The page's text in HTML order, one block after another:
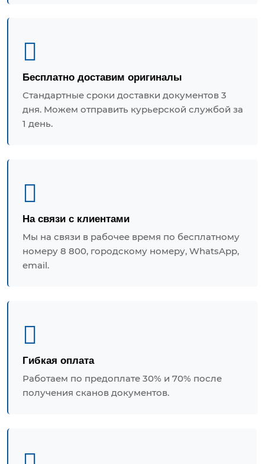
Бесплатно доставим оригиналы
Стандартные сроки доставки документов 3
дня. Можем отправить курьерской службой за
1 день.
На связи с клиентами
Мы на связи в рабочее время по бесплатному
номеру 8 800, городскому номеру, WhatsApp,
email.
Гибкая оплата
Работаем по предоплате 30% и 70% после
получения сканов документов.